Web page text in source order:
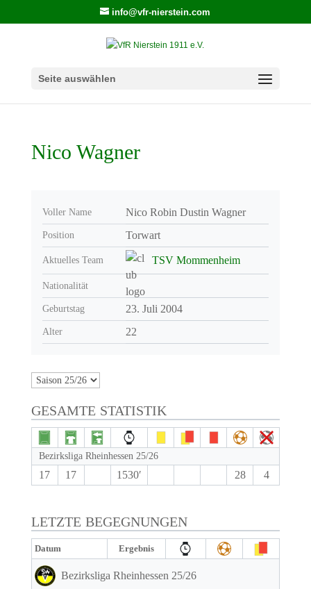
info@vfr-nierstein.com
Seite auswählen
Nico Wagner
Voller Name Nico Robin Dustin Wagner
Position Torwart
Aktuelles Team TSV Mommenheim
Nationalität
Geburtstag 23. Juli 2004
Alter 22
GESAMTE STATISTIK
Bezirksliga Rheinhessen 25/26
17 17 1530′ 28 4
LETZTE BEGEGNUNGEN
Datum Ergebnis
Bezirksliga Rheinhessen 25/26